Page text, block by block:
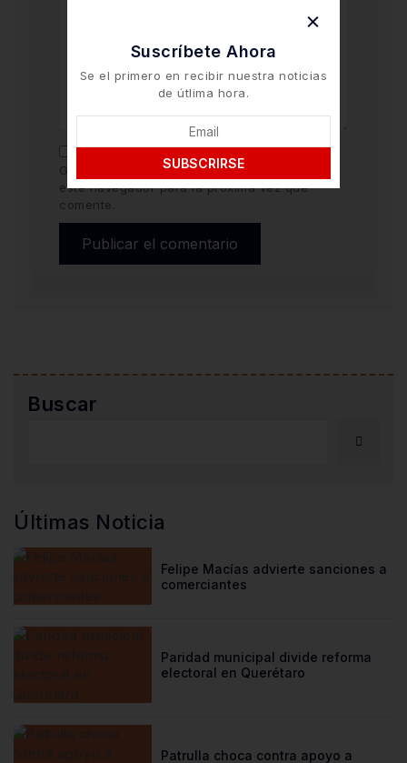
Guarda mi nombre y correo electrónico en
este navegador para la próxima vez que
comente.
Buscar
Últimas Noticia
Felipe Macías advierte sanciones a
comerciantes
Paridad municipal divide reforma
electoral en Querétaro
Patrulla choca contra apoyo a
Suscríbete Ahora
Se el primero en recibir nuestra noticias
de útlima hora.
SUBSCRIRSE